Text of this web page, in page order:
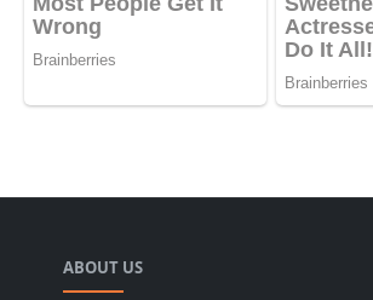
ABOUT US